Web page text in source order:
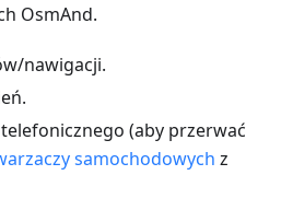
OsmAnd.
nawigacji.
(aby przerwać
samochodowych z